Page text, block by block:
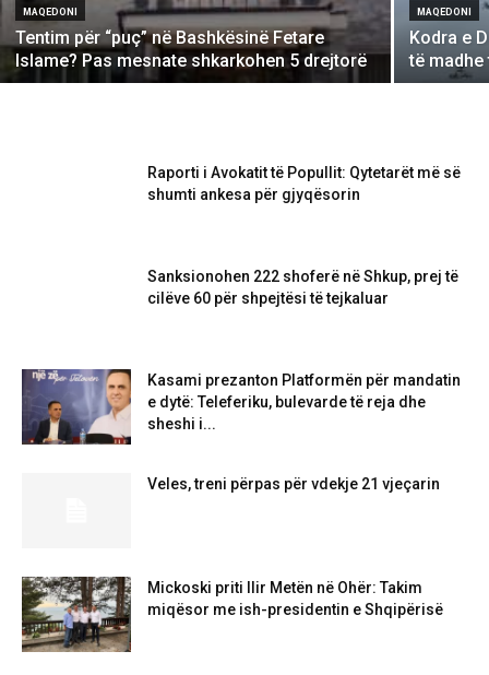
MAQEDONI
Tentim për “puç” në Bashkësinë Fetare
Islame? Pas mesnate shkarkohen 5 drejtorë
MAQEDONI
Kodra e
të
Raporti i Avokatit të Popullit: Qytetarët më së
shumti ankesa për gjyqësorin
Sanksionohen 222 shoferë në Shkup, prej të
cilëve 60 për shpejtësi të tejkaluar
Kasami prezanton Platformën për mandatin
e dytë: Teleferiku, bulevarde të reja dhe
sheshi i...
Veles, treni përpas për vdekje 21 vjeçarin
Mickoski priti Ilir Metën në Ohër: Takim
miqësor me ish-presidentin e Shqipërisë